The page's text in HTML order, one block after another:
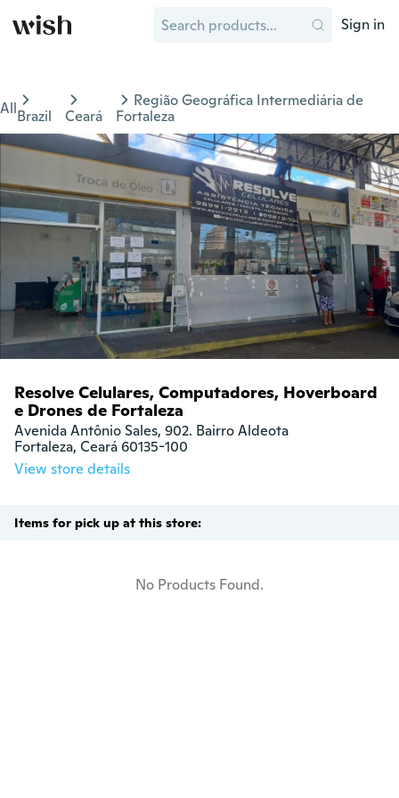
Sign in
AllBrazil Ceará
Região Geográfica Intermediária de
Fortaleza
Resolve Celulares, Computadores, Hoverboard
e Drones de Fortaleza
Avenida Antônio Sales, 902. Bairro Aldeota
Fortaleza, Ceará 60135-100
View store details
Items for pick up at this store:
No Products Found.